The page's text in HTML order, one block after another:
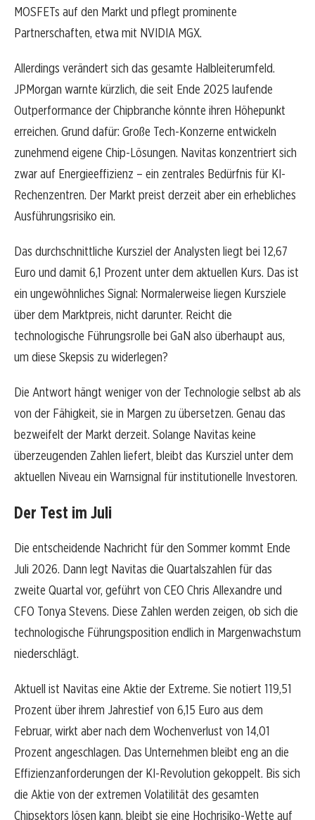
MOSFETs auf den Markt und pflegt prominente
Partnerschaften, etwa mit NVIDIA MGX.
Allerdings verändert sich das gesamte Halbleiterumfeld.
JPMorgan warnte kürzlich, die seit Ende 2025 laufende
Outperformance der Chipbranche könnte ihren Höhepunkt
erreichen. Grund dafür: Große Tech-Konzerne entwickeln
zunehmend eigene Chip-Lösungen. Navitas konzentriert sich
zwar auf Energieeffizienz – ein zentrales Bedürfnis für KI-
Rechenzentren. Der Markt preist derzeit aber ein erhebliches
Ausführungsrisiko ein.
Das durchschnittliche Kursziel der Analysten liegt bei 12,67
Euro und damit 6,1 Prozent unter dem aktuellen Kurs. Das ist
ein ungewöhnliches Signal: Normalerweise liegen Kursziele
über dem Marktpreis, nicht darunter. Reicht die
technologische Führungsrolle bei GaN also überhaupt aus,
um diese Skepsis zu widerlegen?
Die Antwort hängt weniger von der Technologie selbst ab als
von der Fähigkeit, sie in Margen zu übersetzen. Genau das
bezweifelt der Markt derzeit. Solange Navitas keine
überzeugenden Zahlen liefert, bleibt das Kursziel unter dem
aktuellen Niveau ein Warnsignal für institutionelle Investoren.
Der Test im Juli
Die entscheidende Nachricht für den Sommer kommt Ende
Juli 2026. Dann legt Navitas die Quartalszahlen für das
zweite Quartal vor, geführt von CEO Chris Allexandre und
CFO Tonya Stevens. Diese Zahlen werden zeigen, ob sich die
technologische Führungsposition endlich in Margenwachstum
niederschlägt.
Aktuell ist Navitas eine Aktie der Extreme. Sie notiert 119,51
Prozent über ihrem Jahrestief von 6,15 Euro aus dem
Februar, wirkt aber nach dem Wochenverlust von 14,01
Prozent angeschlagen. Das Unternehmen bleibt eng an die
Effizienzanforderungen der KI-Revolution gekoppelt. Bis sich
die Aktie von der extremen Volatilität des gesamten
Chipsektors lösen kann, bleibt sie eine Hochrisiko-Wette auf